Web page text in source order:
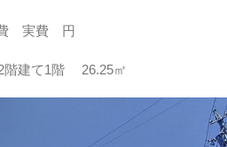
実費 円
階建て1階 26.25㎡